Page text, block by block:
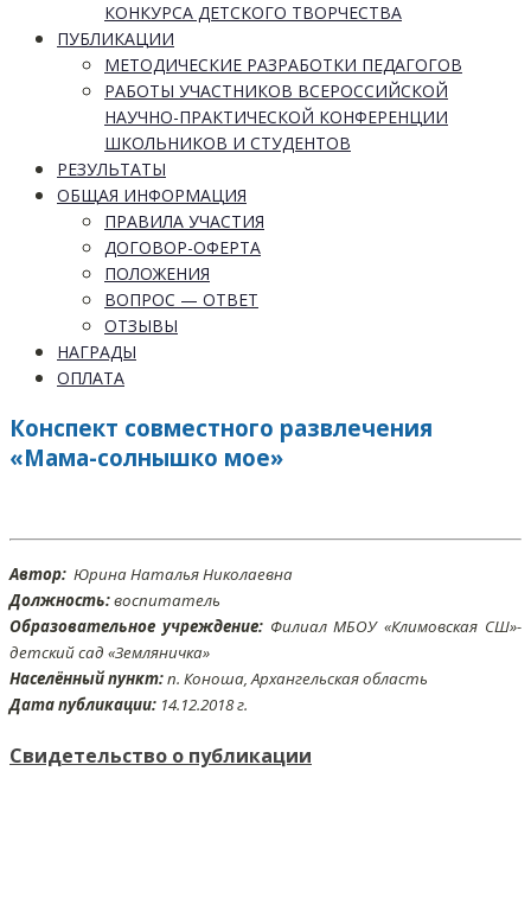
КОНКУРСА ДЕТСКОГО ТВОРЧЕСТВА
ПУБЛИКАЦИИ
МЕТОДИЧЕСКИЕ РАЗРАБОТКИ ПЕДАГОГОВ
РАБОТЫ УЧАСТНИКОВ ВСЕРОССИЙСКОЙ
НАУЧНО-ПРАКТИЧЕСКОЙ КОНФЕРЕНЦИИ
ШКОЛЬНИКОВ И СТУДЕНТОВ
РЕЗУЛЬТАТЫ
ОБЩАЯ ИНФОРМАЦИЯ
ПРАВИЛА УЧАСТИЯ
ДОГОВОР-ОФЕРТА
ПОЛОЖЕНИЯ
ВОПРОС — ОТВЕТ
ОТЗЫВЫ
НАГРАДЫ
ОПЛАТА
Конспект совместного развлечения
«Мама-солнышко мое»
Автор: Юрина Наталья Николаевна
Должность:воспитатель
Образовательное учреждение: Филиал МБОУ «Климовская СШ»-
детский сад «Земляничка»
Населённый пункт:п. Коноша, Архангельская область
Дата публикации: 14.12.2018 г.
Свидетельство о публикации